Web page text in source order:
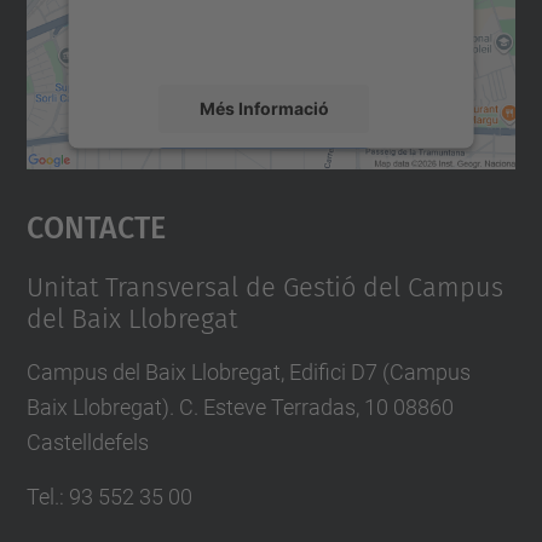
Més Informació
Accepta
powered by
Contacte
Unitat Transversal de Gestió del Campus
del Baix Llobregat
Campus del Baix Llobregat, Edifici D7 (Campus
Baix Llobregat). C. Esteve Terradas, 10 08860
Castelldefels
Tel. : 93 552 35 00